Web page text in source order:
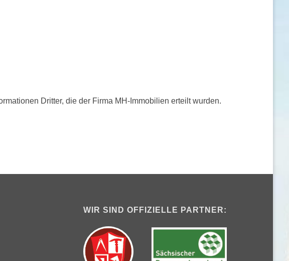
Dritter, die der Firma MH-Immobilien erteilt wurden.
WIR SIND OFFIZIELLE PARTNER: